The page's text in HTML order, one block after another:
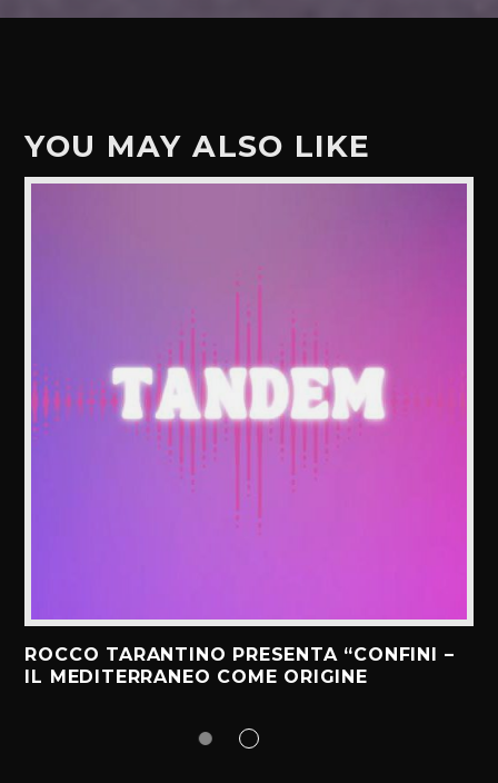
YOU MAY ALSO LIKE
ROCCO TARANTINO PRESENTA “CONFINI –
IL MEDITERRANEO COME ORIGINE